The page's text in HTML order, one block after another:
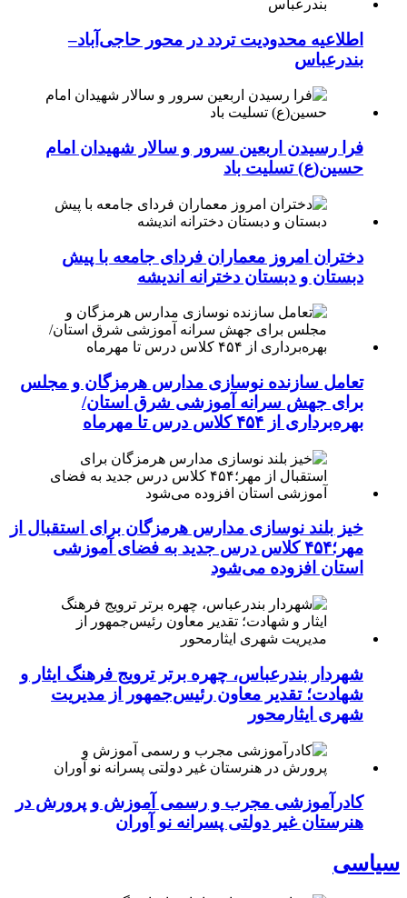
اطلاعیه محدودیت تردد در محور حاجی‌آباد–
بندرعباس
فرا رسیدن اربعین سرور و سالار شهیدان امام
حسین(ع) تسلیت باد
دختران امروز معماران فردای جامعه با پیش
دبستان و دبستان دخترانه اندیشه
تعامل سازنده نوسازی مدارس هرمزگان و مجلس
برای جهش سرانه آموزشی شرق استان/
بهره‌برداری از ۴۵۴ کلاس درس تا مهرماه
خیز بلند نوسازی مدارس هرمزگان برای استقبال از
مهر؛۴۵۴ کلاس درس جدید به فضای آموزشی
استان افزوده می‌شود
شهردار بندرعباس، چهره برتر ترویج فرهنگ ایثار و
شهادت؛ تقدیر معاون رئیس‌جمهور از مدیریت
شهری ایثارمحور
کادرآموزشی مجرب و رسمی آموزش و پرورش در
هنرستان غیر دولتی پسرانه نو آوران
سیاسی